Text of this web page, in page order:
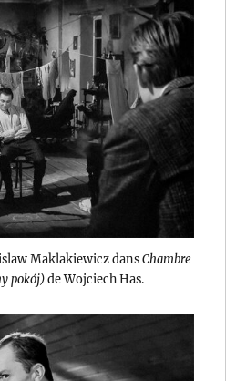
Maklakiewicz dansChambre
pokój)de Wojciech Has.